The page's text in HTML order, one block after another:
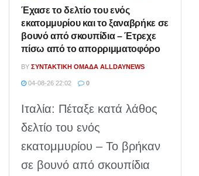
Έχασε το δελτίο του ενός
εκατομμυρίου και το ξαναβρήκε σε
βουνό από σκουπίδια – Έτρεχε
πίσω από το απορριμματοφόρο
BY ΣΥΝΤΑΚΤΙΚΉ ΟΜΆΔΑ ALLDAYNEWS
04-08-26 22:02 0
Ιταλία: Πέταξε κατά λάθος
δελτίο του ενός
εκατομμυρίου – Το βρήκαν
σε βουνό από σκουπίδια